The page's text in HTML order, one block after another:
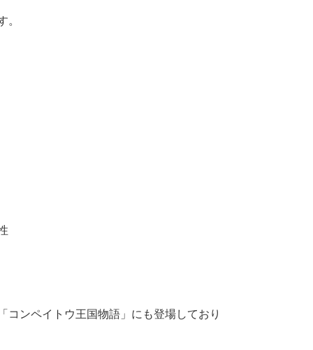
ンペイトウ王国物語」にも登場しており